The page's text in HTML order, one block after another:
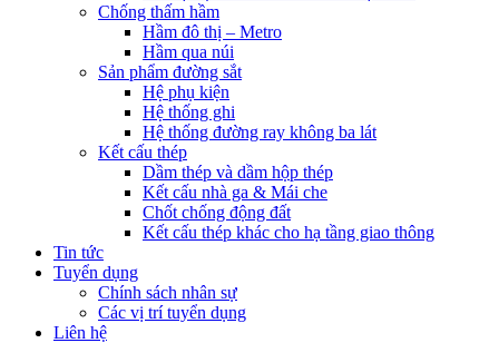
Chống thấm hầm
Hầm đô thị – Metro
Hầm qua núi
Sản phẩm đường sắt
Hệ phụ kiện
Hệ thống ghi
Hệ thống đường ray không ba lát
Kết cấu thép
Dầm thép và dầm hộp thép
Kết cấu nhà ga & Mái che
Chốt chống động đất
Kết cấu thép khác cho hạ tầng giao thông
Tin tức
Tuyển dụng
Chính sách nhân sự
Các vị trí tuyển dụng
Liên hệ